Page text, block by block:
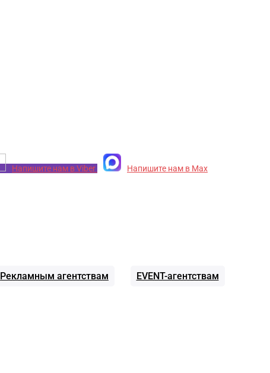
Напишите нам в Viber
Напишите нам в Max
Рекламным агентствам EVENT-агентствам